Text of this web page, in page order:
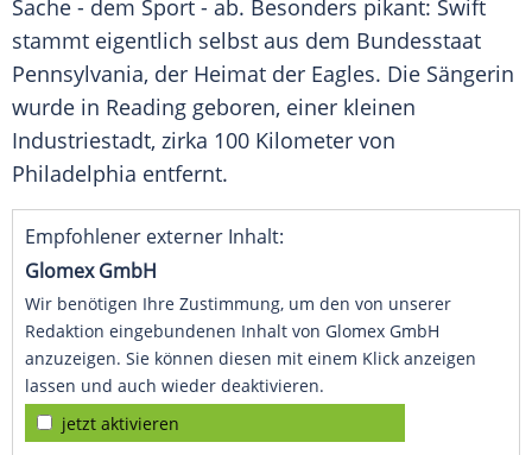
Sache - dem Sport - ab. Besonders pikant: Swift
stammt eigentlich selbst aus dem Bundesstaat
Pennsylvania, der Heimat der Eagles. Die Sängerin
wurde in Reading geboren, einer kleinen
Industriestadt, zirka 100 Kilometer von
Philadelphia entfernt.
Empfohlener externer Inhalt:
Glomex GmbH
Wir benötigen Ihre Zustimmung, um den von unserer
Redaktion eingebundenen Inhalt von Glomex GmbH
anzuzeigen. Sie können diesen mit einem Klick anzeigen
lassen und auch wieder deaktivieren.
jetzt aktivieren